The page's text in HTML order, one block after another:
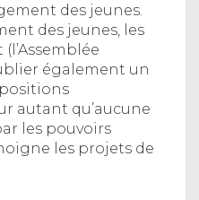
des jeunes.
des jeunes, les
également un
autant qu’aucune
les pouvoirs
les projets de